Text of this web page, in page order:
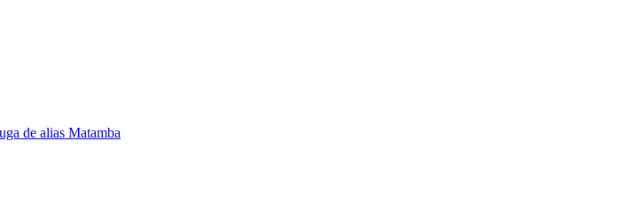
de alias Matamba